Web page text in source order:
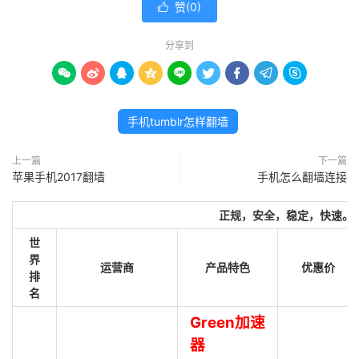
 赞(0)
分享到
        
手机tumblr怎样翻墙
上一篇
苹果手机2017翻墙
下一篇
手机怎么翻墙连接
正规，安全，稳定，快速。
世
界
排
名
运营商 产品特色 优惠价
Green加速
器